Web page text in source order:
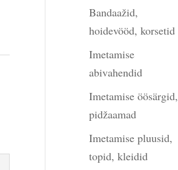
Bandaažid,
hoidevööd, korsetid
Imetamise
abivahendid
Imetamise öösärgid,
pidžaamad
Imetamise pluusid,
topid, kleidid